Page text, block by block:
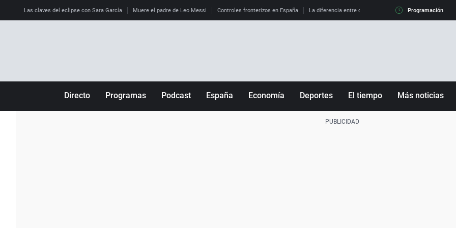
Las claves del eclipse con Sara García Muere el padre de Leo Messi Controles fronterizos en España La diferencia entre observar el eclipse al 99% y al 100%
Programación
Directo Programas Podcast España Economía Deportes El tiempo Más noticias